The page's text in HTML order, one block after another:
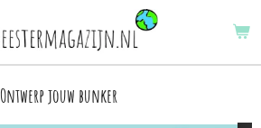
Ontwerp jouw bunker